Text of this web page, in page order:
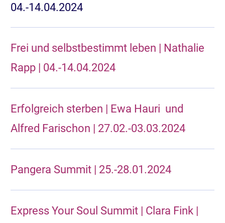
04.-14.04.2024
Frei und selbstbestimmt leben | Nathalie
Rapp | 04.-14.04.2024
Erfolgreich sterben | Ewa Hauri und
Alfred Farischon | 27.02.-03.03.2024
Pangera Summit | 25.-28.01.2024
Express Your Soul Summit | Clara Fink |